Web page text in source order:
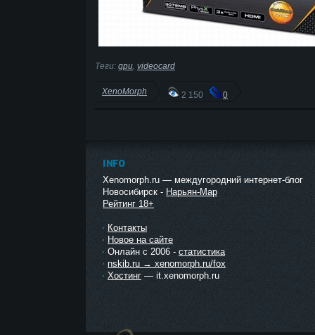
Теги: gpu videocard
XenoMorph 2 150 0
INFO
Xenomorph.ru — междугородний интернет-блог
Новосибирск - Нарьян-Мар
Рейтинг 18+
Контакты
Новое на сайте
Онлайн с 2006 - статистика
nskib.ru → xenomorph.ru/fox
Хостинг — it.xenomorph.ru